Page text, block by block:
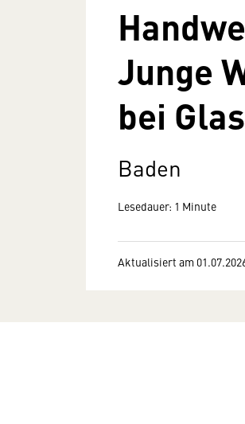
Junge
bei
Baden
Lesedauer: 1 Minute
Aktualisiert am